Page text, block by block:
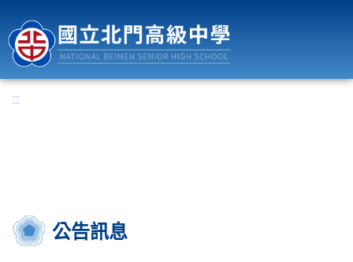
:::
公告訊息